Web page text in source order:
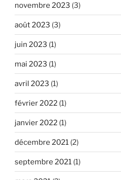
novembre 2023 (3)
août 2023 (3)
juin 2023 (1)
mai 2023 (1)
avril 2023 (1)
février 2022 (1)
janvier 2022 (1)
décembre 2021 (2)
septembre 2021 (1)